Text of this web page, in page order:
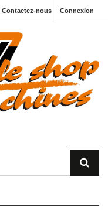
Connexion
Contactez-nous